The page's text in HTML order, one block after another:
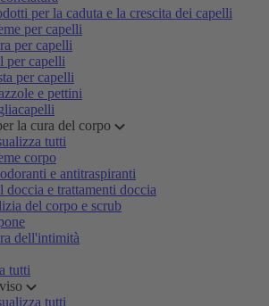
per la caduta e la crescita dei capelli
per capelli
per capelli
per capelli
per capelli
e pettini
la cura del corpo
tutti
corpo
e antitraspiranti
doccia e trattamenti doccia
del corpo e scrub
dell'intimità
tutti
tutti